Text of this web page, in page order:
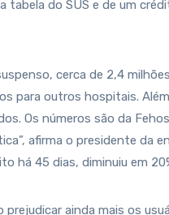
do SUS e de um
cerca de 2,4
para outros hospitais.
Os números são da
afirma o presidente da
há 45 dias, diminuiu em
ainda mais os